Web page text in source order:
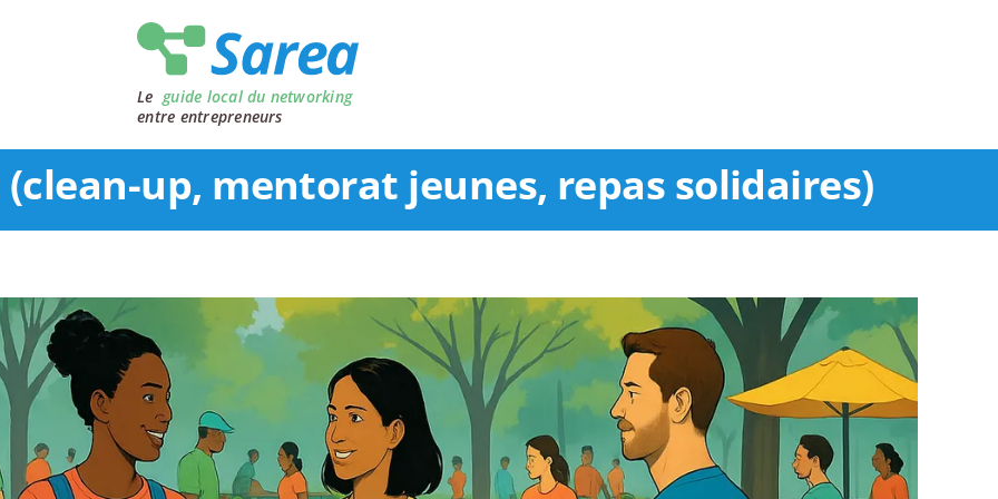
Le guide local du networking
entre entrepreneurs
up, mentorat jeunes, repas solidaires)